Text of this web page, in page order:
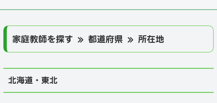
家庭教師を探す » 都道府県 » 所在地
北海道・東北